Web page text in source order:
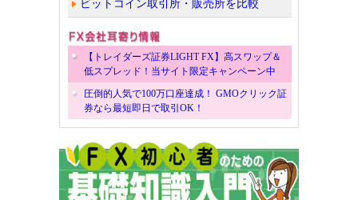
ビットコイン取引所・販売所を比較
【トレイダーズ証券LIGHT FX】高スワップ＆
低スプレッド！当サイト限定キャンペーン中
圧倒的人気で100万口座達成！ GMOクリック証
券なら最短即日で取引OK！